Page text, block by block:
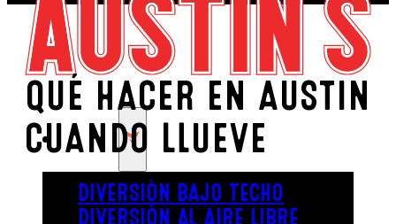
JUGAR
DIVERSIÓN BAJO TECHO
DIVERSIÓN AL AIRE LIBRE
QUÉ HACER EN AUSTIN
CUANDO LLUEVE